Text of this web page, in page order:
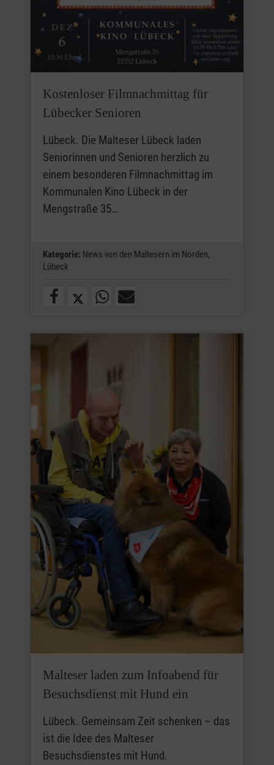
Kostenloser Filmnachmittag für
Lübecker Senioren
Lübeck. Die Malteser Lübeck laden
Seniorinnen und Senioren herzlich zu
einem besonderen Filmnachmittag im
Kommunalen Kino Lübeck in der
Mengstraße 35…
Kategorie: News von den Maltesern im Norden,
Lübeck
Malteser laden zum Infoabend für
Besuchsdienst mit Hund ein
Lübeck. Gemeinsam Zeit schenken – das
ist die Idee des Malteser
Besuchsdienstes mit Hund.